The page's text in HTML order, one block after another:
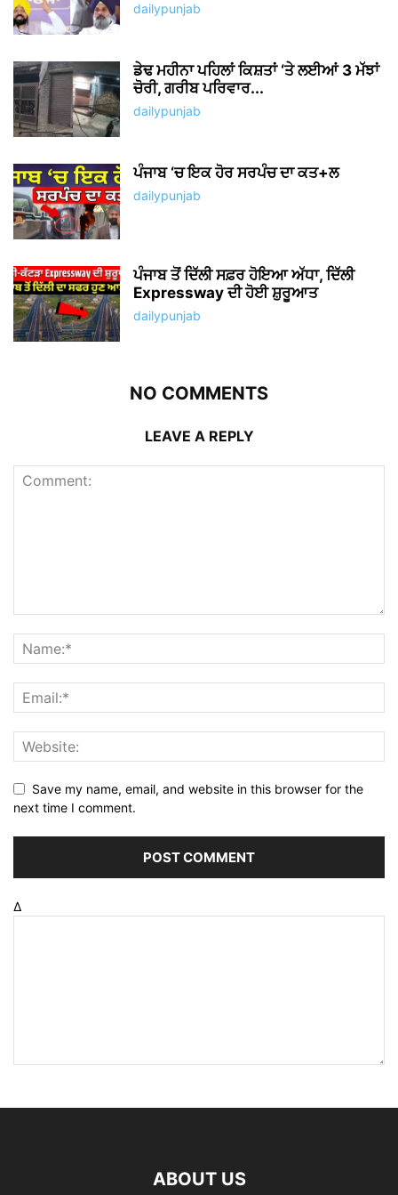
dailypunjab
ਡੇਢ ਮਹੀਨਾ ਪਹਿਲਾਂ ਕਿਸ਼ਤਾਂ ‘ਤੇ ਲਈਆਂ 3 ਮੱਝਾਂ
ਚੋਰੀ, ਗਰੀਬ ਪਰਿਵਾਰ...
dailypunjab
ਪੰਜਾਬ ‘ਚ ਇਕ ਹੋਰ ਸਰਪੰਚ ਦਾ ਕਤ+ਲ
dailypunjab
ਪੰਜਾਬ ਤੋਂ ਦਿੱਲੀ ਸਫ਼ਰ ਹੋਇਆ ਅੱਧਾ, ਦਿੱਲੀ
Expressway ਦੀ ਹੋਈ ਸ਼ੁਰੂਆਤ
dailypunjab
NO COMMENTS
LEAVE A REPLY
Save my name, email, and website in this browser for the
next time I comment.
Δ
ABOUT US